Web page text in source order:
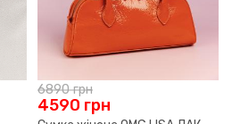
6890грн
4590 грн